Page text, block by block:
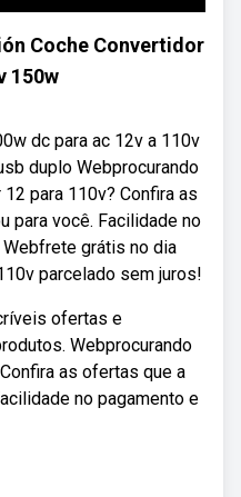
Coche Convertidor
150w
dc para ac 12v a 110v
duplo Webprocurando
para 110v? Confira as
para você. Facilidade no
grátis no dia
parcelado sem juros!
ofertas e
Webprocurando
as ofertas que a
no pagamento e